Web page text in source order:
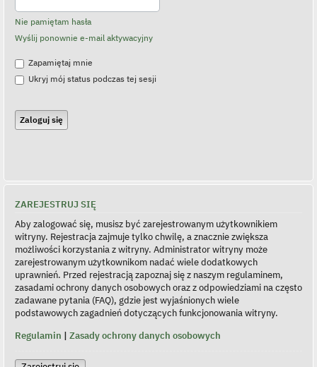
Nie pamiętam hasła
Wyślij ponownie e-mail aktywacyjny
Zapamiętaj mnie
Ukryj mój status podczas tej sesji
ZAREJESTRUJ SIĘ
Aby zalogować się, musisz być zarejestrowanym użytkownikiem
witryny. Rejestracja zajmuje tylko chwilę, a znacznie zwiększa
możliwości korzystania z witryny. Administrator witryny może
zarejestrowanym użytkownikom nadać wiele dodatkowych
uprawnień. Przed rejestracją zapoznaj się z naszym regulaminem,
zasadami ochrony danych osobowych oraz z odpowiedziami na często
zadawane pytania (FAQ), gdzie jest wyjaśnionych wiele
podstawowych zagadnień dotyczących funkcjonowania witryny.
Regulamin | Zasady ochrony danych osobowych